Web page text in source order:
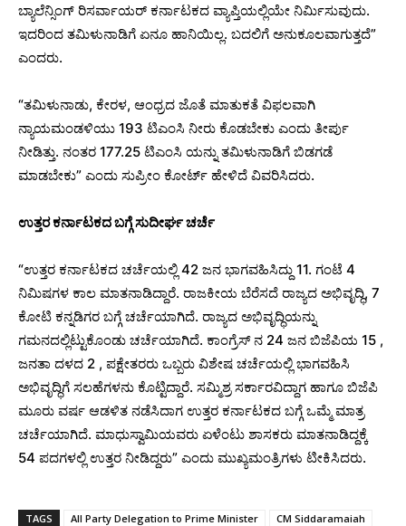
ಬ್ಯಾಲೆನ್ಸಿಂಗ್ ರಿಸರ್ವಾಯರ್ ಕರ್ನಾಟಕದ ವ್ಯಾಪ್ತಿಯಲ್ಲಿಯೇ ನಿರ್ಮಿಸುವುದು.
ಇದರಿಂದ ತಮಿಳುನಾಡಿಗೆ ಏನೂ ಹಾನಿಯಿಲ್ಲ. ಬದಲಿಗೆ ಅನುಕೂಲವಾಗುತ್ತದೆ”
ಎಂದರು.
“ತಮಿಳುನಾಡು, ಕೇರಳ, ಆಂಧ್ರದ ಜೊತೆ ಮಾತುಕತೆ ವಿಫಲವಾಗಿ
ನ್ಯಾಯಮಂಡಳಿಯು 193 ಟಿಎಂಸಿ ನೀರು ಕೊಡಬೇಕು ಎಂದು ತೀರ್ಪು
ನೀಡಿತ್ತು. ನಂತರ 177.25 ಟಿಎಂಸಿ ಯನ್ನು ತಮಿಳುನಾಡಿಗೆ ಬಿಡಗಡೆ
ಮಾಡಬೇಕು” ಎಂದು ಸುಪ್ರೀಂ ಕೋರ್ಟ್ ಹೇಳಿದೆ ವಿವರಿಸಿದರು.
ಉತ್ತರ ಕರ್ನಾಟಕದ ಬಗ್ಗೆ ಸುದೀರ್ಘ ಚರ್ಚೆ
“ಉತ್ತರ ಕರ್ನಾಟಕದ ಚರ್ಚೆಯಲ್ಲಿ 42 ಜನ ಭಾಗವಹಿಸಿದ್ದು 11. ಗಂಟೆ 4
ನಿಮಿಷಗಳ ಕಾಲ ಮಾತನಾಡಿದ್ದಾರೆ. ರಾಜಕೀಯ ಬೆರೆಸದೆ ರಾಜ್ಯದ ಅಭಿವೃದ್ಧಿ, 7
ಕೋಟಿ ಕನ್ನಡಿಗರ ಬಗ್ಗೆ ಚರ್ಚೆಯಾಗಿದೆ. ರಾಜ್ಯದ ಅಭಿವೃದ್ಧಿಯನ್ನು
ಗಮನದಲ್ಲಿಟ್ಟುಕೊಂಡು ಚರ್ಚೆಯಾಗಿದೆ. ಕಾಂಗ್ರೆಸ್ ನ 24 ಜನ ಬಿಜೆಪಿಯ 15 ,
ಜನತಾ ದಳದ 2 , ಪಕ್ಷೇತರರು ಒಬ್ಬರು ವಿಶೇಷ ಚರ್ಚೆಯಲ್ಲಿ ಭಾಗವಹಿಸಿ
ಅಭಿವೃದ್ಧಿಗೆ ಸಲಹೆಗಳನು ಕೊಟ್ಟಿದ್ದಾರೆ. ಸಮ್ಮಿಶ್ರ ಸರ್ಕಾರವಿದ್ದಾಗ ಹಾಗೂ ಬಿಜೆಪಿ
ಮೂರು ವರ್ಷ ಆಡಳಿತ ನಡೆಸಿದಾಗ ಉತ್ತರ ಕರ್ನಾಟಕದ ಬಗ್ಗೆ ಒಮ್ಮೆ ಮಾತ್ರ
ಚರ್ಚೆಯಾಗಿದೆ. ಮಾಧುಸ್ವಾಮಿಯವರು ಏಳೆಂಟು ಶಾಸಕರು ಮಾತನಾಡಿದ್ದಕ್ಕೆ
54 ಪದಗಳಲ್ಲಿ ಉತ್ತರ ನೀಡಿದ್ದರು” ಎಂದು ಮುಖ್ಯಮಂತ್ರಿಗಳು ಟೀಕಿಸಿದರು.
TAGS All Party Delegation to Prime Minister
CM Siddaramaiah